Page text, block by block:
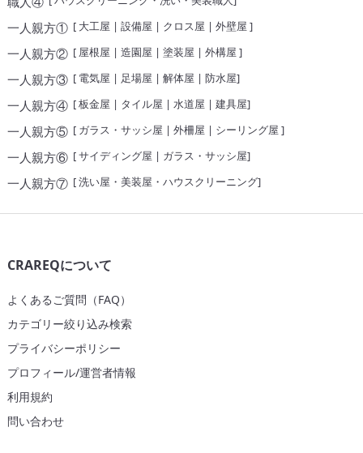
一人親方①[ 大工屋 | 設備屋 | クロス屋 | 外壁屋 ]
一人親方②[ 屋根屋 | 造園屋 | 塗装屋 | 外構屋 ]
一人親方③[ 電気屋 | 足場屋 | 解体屋 | 防水屋]
一人親方④[板金屋 | タイル屋 | 水道屋 | 建具屋]
一人親方⑤[ ガラス・サッシ屋 | 外柵屋 | シーリング屋 ]
一人親方⑥[サイディング屋 | ガラス・サッシ屋]
一人親方⑦[洗い屋・美装屋・ハウスクリーニング]
CRAREQについて
よくあるご質問（FAQ）
カテゴリー絞り込み検索
プライバシーポリシー
プロフィール/運営者情報
利用規約
問い合わせ